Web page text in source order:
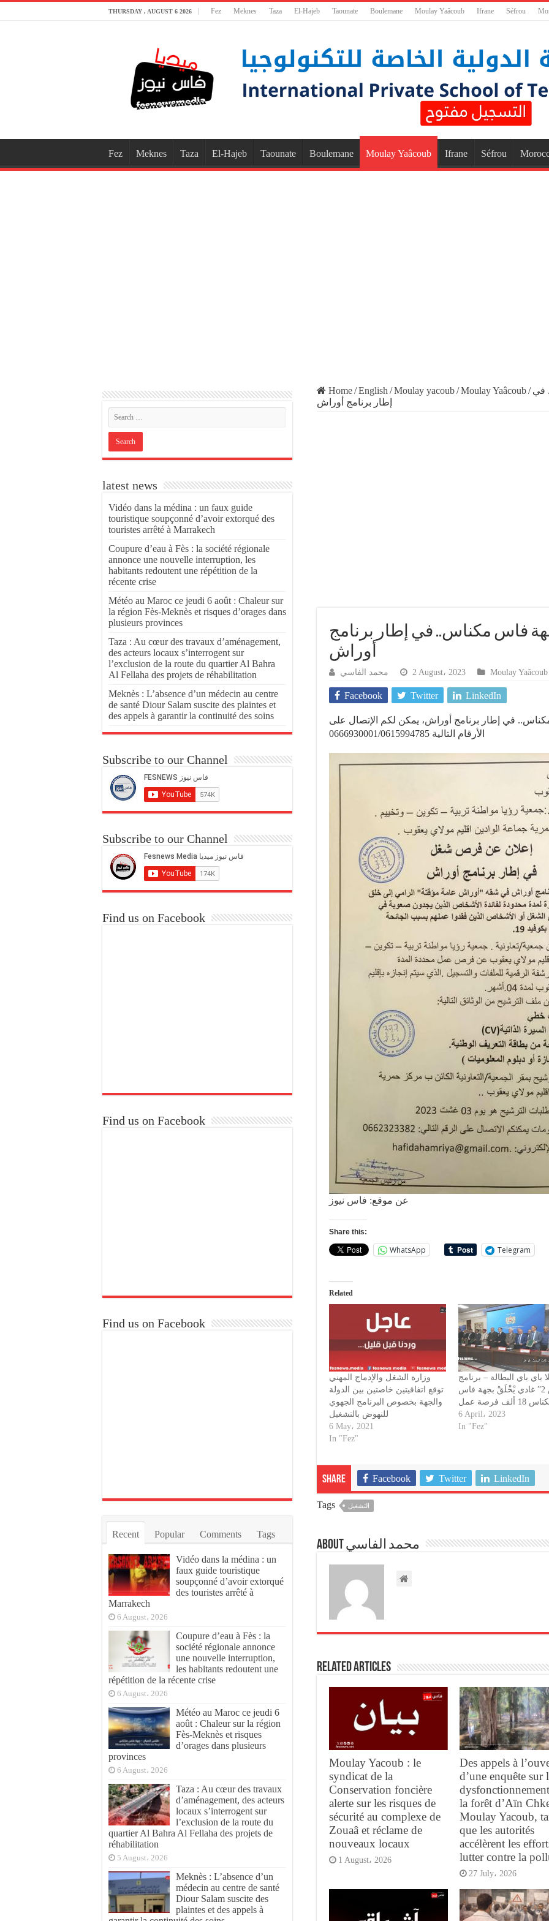
THURSDAY , AUGUST 6 2026 Fez Meknes Taza El-Hajeb Taounate Boulemane Moulay Yaâcoub Ifrane Séfrou
Fez Meknes Taza El-Hajeb Taounate Boulemane Moulay Yaâcoub Ifrane Séfrou
Home/English /Moulay yacoub/Moulay Yaâcoub/ في
إطار برنامج أوراش
فاس مكناس.. في إطار برنامج
أوراش
محمد الفاسي 2 August، 2023 Moulay Yaâcoub
Facebook Twitter LinkedIn
في إطار برنامج أوراش، يمكن لكم الإتصال على
الأرقام التالية 0666930001/0615994785
عن موقع: فاس نيوز
Share this:
WhatsApp Telegram
Related
وزارة الشغل والإدماج المهني
توقع اتفاقيتين خاصتين بين الدولة
والجهة بخصوص البرنامج الجهوي
للنهوض بالتشغيل
6 May، 2021
In "Fez"
باي باي البطالة – برنامج
“أوراش 2” غادي يْخْلَقْ بجهة فاس
18 ألف فرصة عمل
6 April، 2023
In "Fez"
Share Facebook Twitter LinkedIn
Tags التشغيل
About محمد الفاسي
Related Articles
Moulay Yacoub : le
syndicat de la
Conservation foncière
alerte sur les risques de
sécurité au complexe de
Zouaâ et réclame de
nouveaux locaux
1 August، 2026
Des appels à
d’une enquête sur
la forêt d’Aïn
Moulay Yacoub,
que les autorités
accélèrent les
lutter contre la
27 July، 2026
latest news
Vidéo dans la médina : un faux guide
touristique soupçonné d’avoir extorqué des
touristes arrêté à Marrakech
Coupure d’eau à Fès : la société régionale
annonce une nouvelle interruption, les
habitants redoutent une répétition de la
récente crise
Météo au Maroc ce jeudi 6 août : Chaleur sur
la région Fès-Meknès et risques d’orages dans
plusieurs provinces
Taza : Au cœur des travaux d’aménagement,
des acteurs locaux s’interrogent sur
l’exclusion de la route du quartier Al Bahra
Al Fellaha des projets de réhabilitation
Meknès : L’absence d’un médecin au centre
de santé Diour Salam suscite des plaintes et
des appels à garantir la continuité des soins
Subscribe to our Channel
Subscribe to our Channel
Find us on Facebook
Find us on Facebook
Find us on Facebook
Recent Popular Comments Tags
Vidéo dans la médina : un
faux guide touristique
soupçonné d’avoir extorqué
des touristes arrêté à
Marrakech
6 August، 2026
Coupure d’eau à Fès : la
société régionale annonce
une nouvelle interruption,
les habitants redoutent une
répétition de la récente crise
6 August، 2026
Météo au Maroc ce jeudi 6
août : Chaleur sur la région
Fès-Meknès et risques
d’orages dans plusieurs
provinces
6 August، 2026
Taza : Au cœur des travaux
d’aménagement, des acteurs
locaux s’interrogent sur
l’exclusion de la route du
quartier Al Bahra Al Fellaha des projets de
réhabilitation
5 August، 2026
Meknès : L’absence d’un
médecin au centre de santé
Diour Salam suscite des
plaintes et des appels à